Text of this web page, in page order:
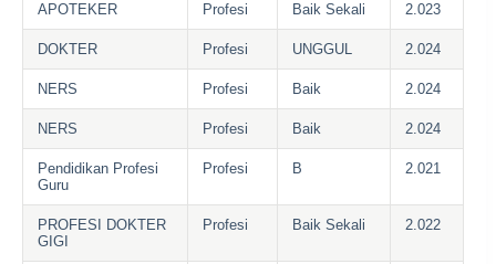
APOTEKER Profesi Baik Sekali 2.023
DOKTER Profesi UNGGUL 2.024
NERS Profesi Baik 2.024
NERS Profesi Baik 2.024
Pendidikan Profesi
Guru
Profesi B 2.021
PROFESI DOKTER
GIGI
Profesi Baik Sekali 2.022